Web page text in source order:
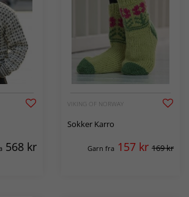
568 kr
VIKING OF NORWAY
Sokker Karro
Garn fra 157 kr 169 kr